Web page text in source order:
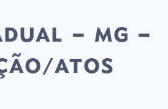
– mg –
atos